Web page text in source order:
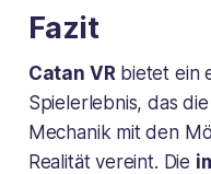
Fazit
Catan VR bietet ein
Spielerlebnis, das
Mechanik mit den
Realität vereint. Die